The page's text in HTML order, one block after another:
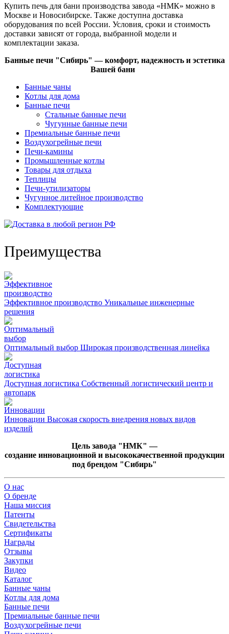
Купить печь для бани производства завода «НМК» можно в
Москве и Новосибирске. Также доступна доставка
оборудования по всей России. Условия, сроки и стоимость
доставки зависят от города, выбранной модели и
комплектации заказа.
Банные печи "Сибирь" — комфорт, надежность и эстетика
Вашей бани
Банные чаны
Котлы для дома
Банные печи
Стальные банные печи
Чугунные банные печи
Премиальные банные печи
Воздухогрейные печи
Печи-камины
Промышленные котлы
Товары для отдыха
Теплицы
Печи-утилизаторы
Чугунное литейное производство
Комплектующие
Преимущества
Эффективное производство Уникальные инженерные
решения
Оптимальный выбор Широкая производственная линейка
Доступная логистика Собственный логистический центр и
автопарк
Инновации Высокая скорость внедрения новых видов
изделий
Цель завода "НМК" —
создание инновационной и высококачественной продукции
под брендом "Сибирь"
О нас
О бренде
Наша миссия
Патенты
Свидетельства
Сертификаты
Награды
Отзывы
Закупки
Видео
Каталог
Банные чаны
Котлы для дома
Банные печи
Премиальные банные печи
Воздухогрейные печи